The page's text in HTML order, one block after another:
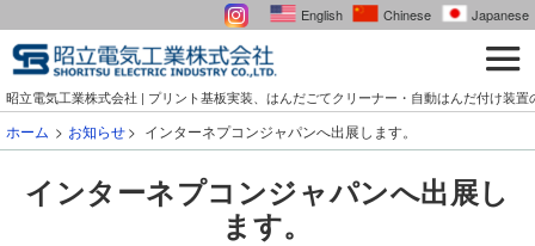
English Chinese Japanese
昭立電気工業株式会社 | プリント基板実装、はんだごてクリーナー・自動はんだ付け装置
ホーム お知らせ インターネプコンジャパンへ出展します。
インターネプコンジャパンへ出展し
ます。